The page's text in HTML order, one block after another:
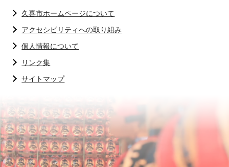
久喜市ホームページについて
アクセシビリティへの取り組み
個人情報について
リンク集
サイトマップ